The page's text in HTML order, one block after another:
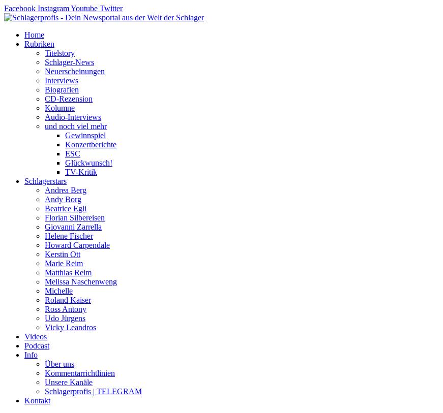
Zum
Inhalt
Facebook InstagramYoutube Twitter
Home
Rubriken
Titelstory
Schlager-News
Neuerscheinungen
Interviews
Biografien
CD-Rezension
Kolumne
Audio-Interviews
und noch viel mehr
Gewinnspiel
Konzertberichte
ESC
Glückwunsch!
TV-Kritik
Schlagerstars
Andrea Berg
Andy Borg
Beatrice Egli
Florian Silbereisen
Giovanni Zarrella
Helene Fischer
Howard Carpendale
Kerstin Ott
Marie Reim
Matthias Reim
Melissa Naschenweng
Michelle
Roland Kaiser
Ross Antony
Udo Jürgens
Vicky Leandros
Videos
Podcast
Info
Über uns
Kommentarrichtlinien
Unsere Kanäle
Schlagerprofis | TELEGRAM
Kontakt